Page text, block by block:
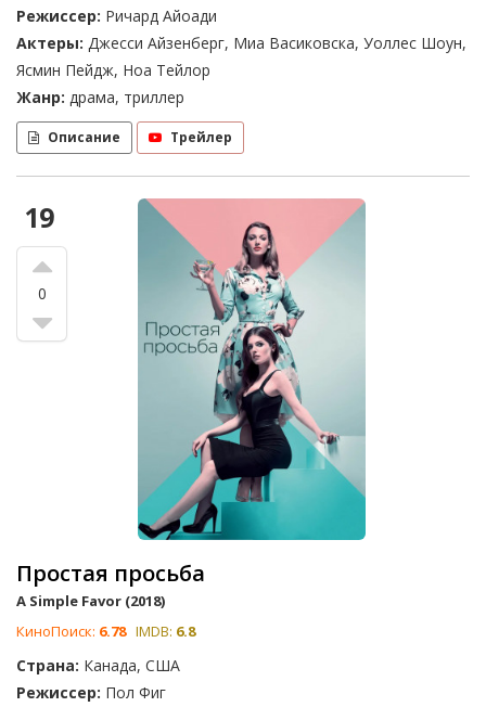
Режиссер: Ричард Айоади
Актеры: Джесси Айзенберг, Миа Васиковска, Уоллес Шоун,
Ясмин Пейдж, Ноа Тейлор
Жанр: драма, триллер
Описание Трейлер
19
0
Простая просьба
A Simple Favor (2018)
КиноПоиск: 6.78 IMDB: 6.8
Страна: Канада, США
Режиссер: Пол Фиг